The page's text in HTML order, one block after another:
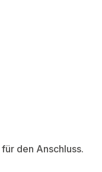
für den Anschluss.